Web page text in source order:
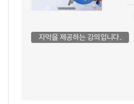
자막을 제공하는 강의입니다.